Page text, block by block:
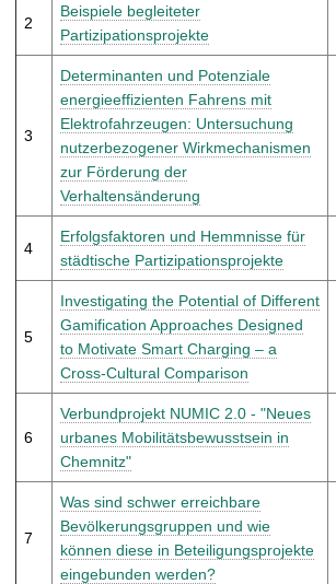
2
Beispiele begleiteter
Partizipationsprojekte
3
Determinanten und Potenziale
energieeffizienten Fahrens mit
Elektrofahrzeugen: Untersuchung
nutzerbezogener Wirkmechanismen
zur Förderung der
Verhaltensänderung
4
Erfolgsfaktoren und Hemmnisse für
städtische Partizipationsprojekte
5
Investigating the Potential of Different
Gamification Approaches Designed
to Motivate Smart Charging – a
Cross-Cultural Comparison
6
Verbundprojekt NUMIC 2.0 - "Neues
urbanes Mobilitätsbewusstsein in
Chemnitz"
7
Was sind schwer erreichbare
Bevölkerungsgruppen und wie
können diese in Beteiligungsprojekte
eingebunden werden?